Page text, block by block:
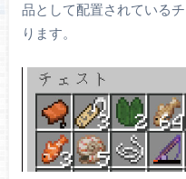
品として配置されている
ります。